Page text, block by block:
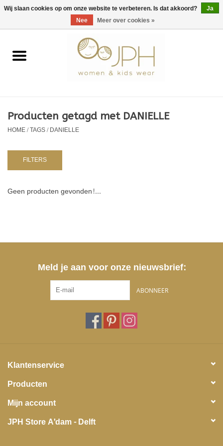
EUR/GBP/USD 0 Artikelen - €0,00
Home
Kids
NURSERY / TABLEWARE
Producten getagd met DANIELLE
HOME/TAGS/DANIELLE
FILTERS
Geen producten gevonden!...
Meld je aan voor onze nieuwsbrief:
ABONNEER
Klantenservice
Producten
Mijn account
JPH Store A'dam - Delft
Wij slaan cookies op om onze website te verbeteren. Is dat akkoord?
Ja
Nee
Meer over cookies »